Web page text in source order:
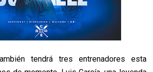
tendrá tres entrenadores esta